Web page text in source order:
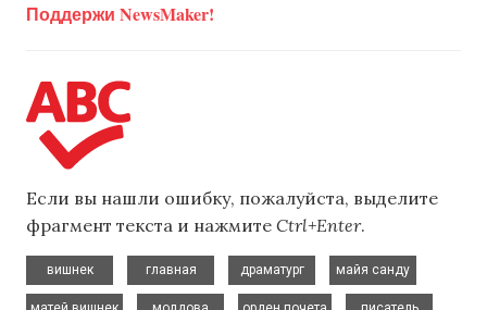
Поддержи NewsMaker!
Если вы нашли ошибку, пожалуйста, выделите
фрагмент текста и нажмите Ctrl+Enter.
вишнек
главная
драматург
майя санду